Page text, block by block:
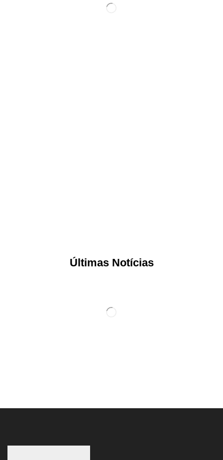
Últimas Notícias